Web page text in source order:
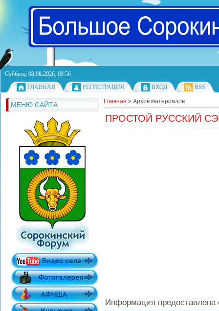
Суббота, 08.08.2026, 09:56
ГЛАВНАЯ
РЕГИСТРАЦИЯ ВХОД RSS
МЕНЮ САЙТА Главная » Архив материалов
ПРОСТОЙ РУССКИЙ
Информация